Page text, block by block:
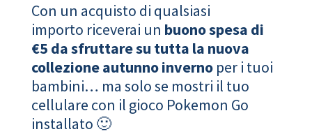
Con un acquisto di qualsiasi
importo riceverai un buono spesa di
€5 da sfruttare su tutta la nuova
collezione autunno invernoper i tuoi
bambini… ma solo se mostri il tuo
cellulare con il gioco Pokemon Go
installato 🙂